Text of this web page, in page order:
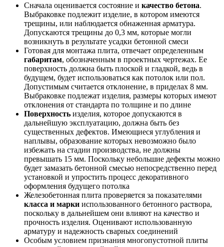
Сначала оценивается состояние и качество бетона.
Выбраковке подлежит изделие, в котором имеются
трещины, или наблюдается обнаженная арматура.
Допускаются трещины до 0,3 мм, которые могли
возникнуть в результате усадки бетонной смеси
Готовая для монтажа плита, отвечает определенным
габаритам, обозначенным в проектных чертежах. Ее
поверхность должна быть плоской и гладкой, ведь в
будущем, будет использоваться как потолок или пол.
Допустимым считается отклонение, в приделах 8 мм.
Выбраковке подлежат изделия, размеры которых имеют
отклонения от стандарта по толщине и по длине
Поверхность изделия, которое допускаются в
дальнейшую эксплуатацию, должна быть без
существенных дефектов. Имеющиеся углубления и
наплывы, образование которых невозможно было
избежать на стадии производства, не должны
превышать 15 мм. Поскольку небольшие дефекты можно
будет замазать бетонной смесью непосредственно перед
установкой и упростить процесс декоративного
оформления будущего потолка
Железобетонная плита проверяется за показателями
класса и марки использованного бетонного раствора,
поскольку в дальнейшем они влияют на качество и
прочность изделия. Оценивают использованную
арматуру и надежность сварных соединений
Особым условием признания многопустотной плиты